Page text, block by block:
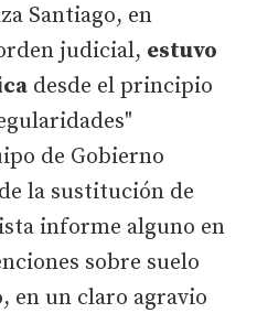
Santiago, en
judicial, estuvo
desde el principio
de Gobierno
la sustitución de
informe alguno en
sobre suelo
en un claro agravio